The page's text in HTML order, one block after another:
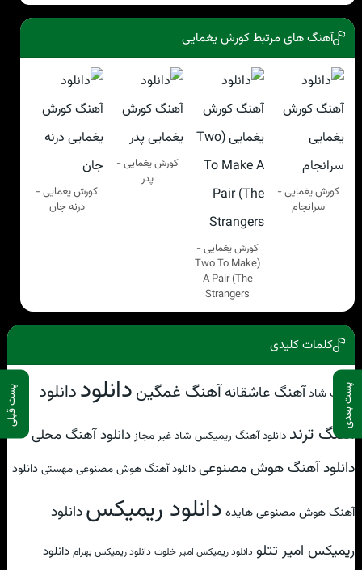
پست بعدی پست قبلی
آهنگ های مرتبط کورش یغمایی
کورش یغمایی -
سرانجام
کورش یغمایی -
(Two To Make
A Pair (The
Strangers
کورش یغمایی -
پدر
کورش یغمایی -
درنه جان
کلمات کلیدی
آهنگ شادآهنگ عاشقانهآهنگ غمگیندانلوددانلود
آهنگ ترند دانلود آهنگ ریمیکس شاد غیر مجاز دانلود آهنگ محلی
دانلود آهنگ هوش مصنوعیدانلود آهنگ هوش مصنوعی مهستیدانلود
آهنگ هوش مصنوعی هایده دانلود ریمیکسدانلود
ریمیکس امیر تتلو دانلود ریمیکس امیر خلوت دانلود ریمیکس بهرام دانلود